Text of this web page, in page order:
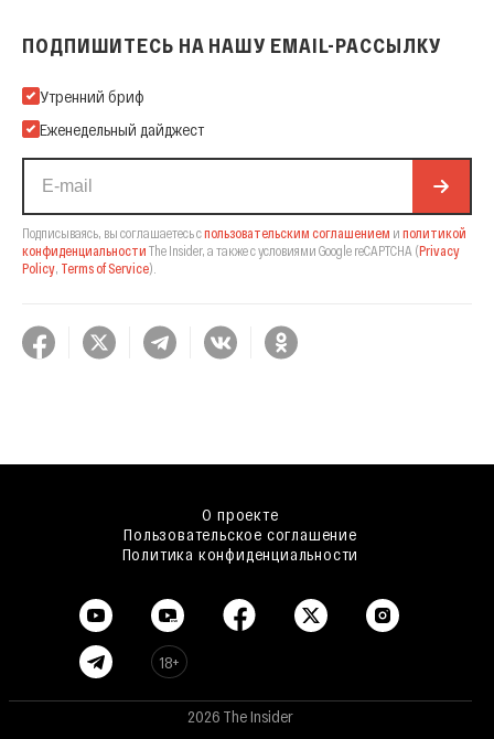
ПОДПИШИТЕСЬ НА НАШУ EMAIL-РАССЫЛКУ
Подпишитесь на нашу Email-рассылку
Утренний бриф
Еженедельный дайджест
Подписываясь, вы соглашаетесь спользовательским соглашением и политикой
конфиденциальности The Insider, а также с условиями Google reCAPTCHA (Privacy
Policy, Terms of Service).
О проекте
Пользовательское соглашение
Политика конфиденциальности
18+
2026 The Insider